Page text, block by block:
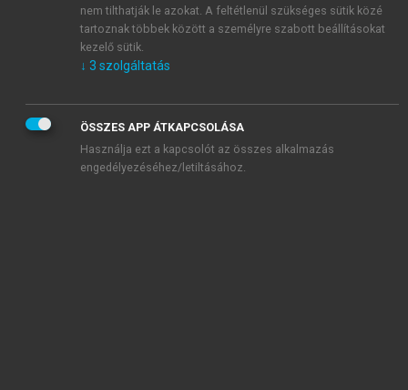
mersz.huoldalak licencszerződéseiben foglaltakat
tudomásul veszem és elfogadom.
KIPRÓBÁLOM
nem tilthatják le azokat. A feltétlenül szükséges sütik közé
tartoznak többek között a személyre szabott beállításokat
kezelő sütik.
↓ 3 szolgáltatás
ÖSSZES APP ÁTKAPCSOLÁSA
Használja ezt a kapcsolót az összes alkalmazás
engedélyezéséhez/letiltásához.